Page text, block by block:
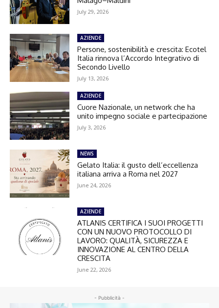
July 29, 2026
AZIENDE
Persone, sostenibilità e crescita: Ecotel
Italia rinnova l’Accordo Integrativo di
Secondo Livello
July 13, 2026
AZIENDE
Cuore Nazionale, un network che ha
unito impegno sociale e partecipazione
July 3, 2026
NEWS
Gelato Italia: il gusto dell’eccellenza
italiana arriva a Roma nel 2027
June 24, 2026
AZIENDE
ATLANIS CERTIFICA I SUOI PROGETTI
CON UN NUOVO PROTOCOLLO DI
LAVORO: QUALITÀ, SICUREZZA E
INNOVAZIONE AL CENTRO DELLA
CRESCITA
June 22, 2026
- Pubblicità -